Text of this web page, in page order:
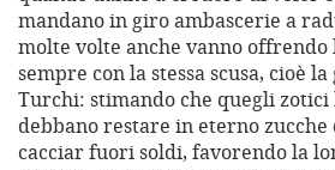
mandano in giro ambascerie a
molte volte anche vanno offrendo
sempre con la stessa scusa, cioè
Turchi: stimando che quegli zotici
debbano restare in eterno zucche
cacciar fuori soldi, favorendo la